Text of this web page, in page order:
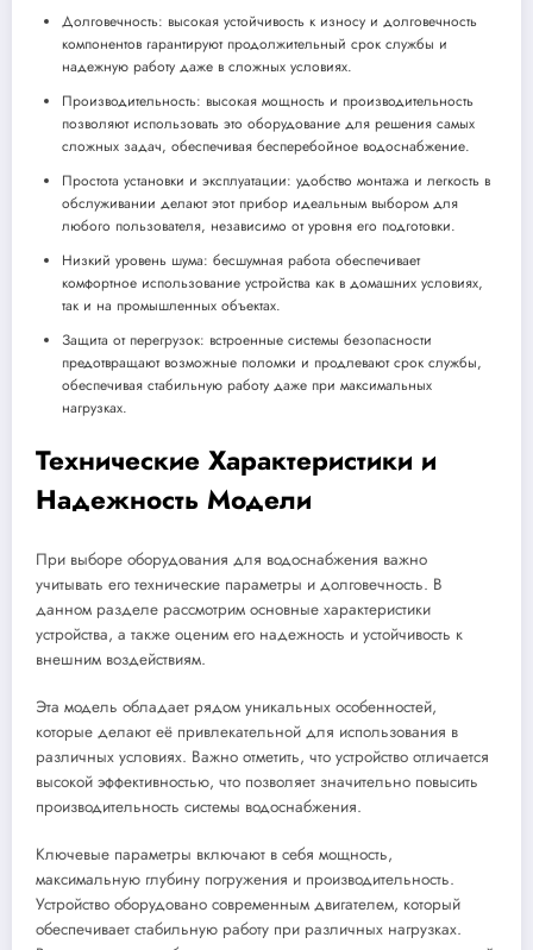
Долговечность: высокая устойчивость к износу и долговечность
компонентов гарантируют продолжительный срок службы и
надежную работу даже в сложных условиях.
Производительность: высокая мощность и производительность
позволяют использовать это оборудование для решения самых
сложных задач, обеспечивая бесперебойное водоснабжение.
Простота установки и эксплуатации: удобство монтажа и легкость в
обслуживании делают этот прибор идеальным выбором для
любого пользователя, независимо от уровня его подготовки.
Низкий уровень шума: бесшумная работа обеспечивает
комфортное использование устройства как в домашних условиях,
так и на промышленных объектах.
Защита от перегрузок: встроенные системы безопасности
предотвращают возможные поломки и продлевают срок службы,
обеспечивая стабильную работу даже при максимальных
нагрузках.
Технические Характеристики и
Надежность Модели
При выборе оборудования для водоснабжения важно
учитывать его технические параметры и долговечность. В
данном разделе рассмотрим основные характеристики
устройства, а также оценим его надежность и устойчивость к
внешним воздействиям.
Эта модель обладает рядом уникальных особенностей,
которые делают её привлекательной для использования в
различных условиях. Важно отметить, что устройство отличается
высокой эффективностью, что позволяет значительно повысить
производительность системы водоснабжения.
Ключевые параметры включают в себя мощность,
максимальную глубину погружения и производительность.
Устройство оборудовано современным двигателем, который
обеспечивает стабильную работу при различных нагрузках.